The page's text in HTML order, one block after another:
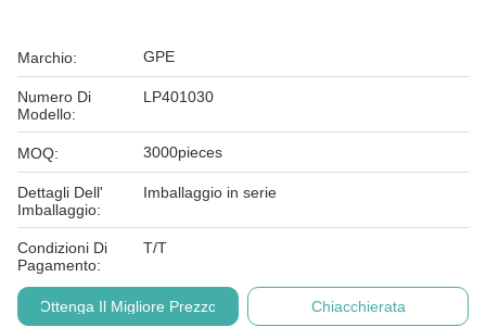
Marchio: GPE
Numero Di
Modello:
LP401030
MOQ: 3000pieces
Dettagli Dell'
Imballaggio:
Imballaggio in serie
Condizioni Di
Pagamento:
T/T
Ottenga Il Migliore Prezzo Chiacchierata